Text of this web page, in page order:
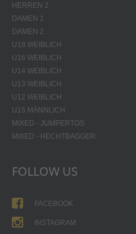
HERREN 2
DAMEN 1
DAMEN 2
U18 WEIBLICH
U16 WEIBLICH
U14 WEIBLICH
U13 WEIBLICH
U12 WEIBLICH
U15 MÄNNLICH
MIXED - JUMPERTOS
MIXED - HECHTBAGGER
FOLLOW US
FACEBOOK
INSTAGRAM